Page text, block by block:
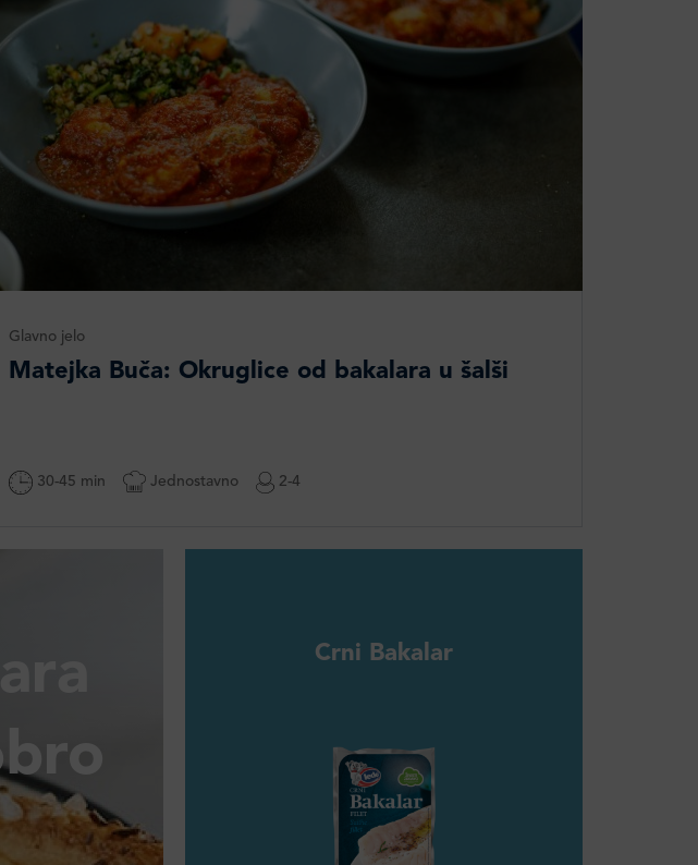
Glavno jelo
Matejka Buča: Okruglice od bakalara u šalši
30-45 min Jednostavno 2-4
Crni Bakalar